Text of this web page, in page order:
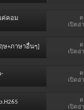
ค่คอม
เปิดอ่
ฤษ+ภาษาอื่นๆ]
เปิดอ่
เปิดอ่
เปิดอ่